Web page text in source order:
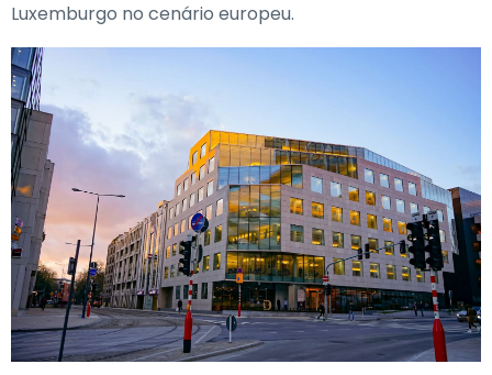
Luxemburgo no cenário europeu.